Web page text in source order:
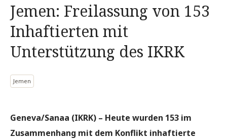
Jemen: Freilassung von 153
Inhaftierten mit
Unterstützung des IKRK
Jemen
Geneva/Sanaa (IKRK) – Heute wurden 153 im
Zusammenhang mit dem Konflikt inhaftierte